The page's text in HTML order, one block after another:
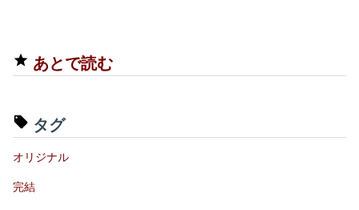
あとで読む
タグ
オリジナル
完結